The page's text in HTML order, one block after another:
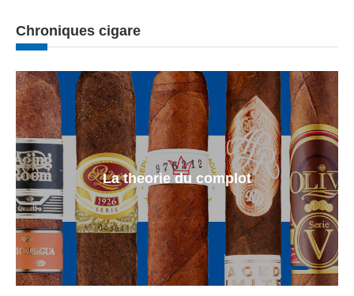
Chroniques cigare
La theorie du complot